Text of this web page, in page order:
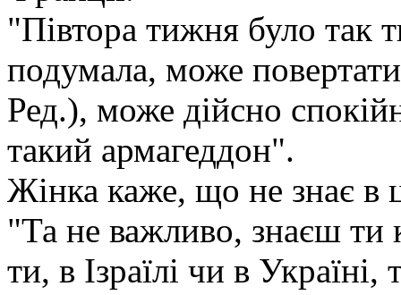
"Півтора тижня було так
подумала, може
Ред.), може дійсно
такий армагеддон".
Жінка каже, що не знає в
"Та не важливо, знаєш ти
ти, в Ізраїлі чи в